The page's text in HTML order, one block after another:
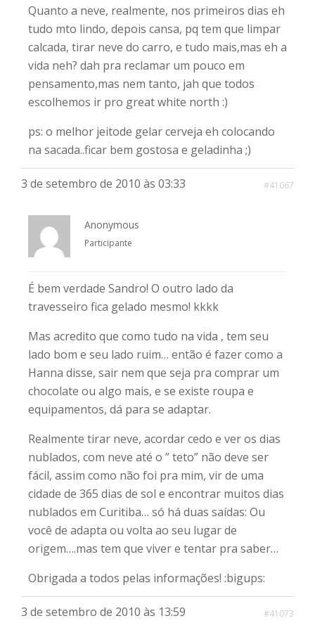
Quanto a neve, realmente, nos primeiros dias eh
tudo mto lindo, depois cansa, pq tem que limpar
calcada, tirar neve do carro, e tudo mais,mas eh a
vida neh? dah pra reclamar um pouco em
pensamento,mas nem tanto, jah que todos
escolhemos ir pro great white north :)
ps: o melhor jeitode gelar cerveja eh colocando
na sacada..ficar bem gostosa e geladinha ;)
3 de setembro de 2010 às 03:33 #41067
Anonymous
Participante
É bem verdade Sandro! O outro lado da
travesseiro fica gelado mesmo! kkkk
Mas acredito que como tudo na vida , tem seu
lado bom e seu lado ruim… então é fazer como a
Hanna disse, sair nem que seja pra comprar um
chocolate ou algo mais, e se existe roupa e
equipamentos, dá para se adaptar.
Realmente tirar neve, acordar cedo e ver os dias
nublados, com neve até o ” teto” não deve ser
fácil, assim como não foi pra mim, vir de uma
cidade de 365 dias de sol e encontrar muitos dias
nublados em Curitiba… só há duas saídas: Ou
você de adapta ou volta ao seu lugar de
origem….mas tem que viver e tentar pra saber…
Obrigada a todos pelas informações! :bigups:
3 de setembro de 2010 às 13:59 #41073